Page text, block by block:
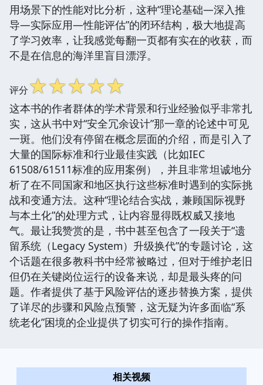
用场景下的性能对比分析，这种“理论基础—深入推
导—实际应用—性能评估”的闭环结构，极大地提高
了学习效率，让我感觉每翻一页都有实在的收获，而
不是在信息的海洋里盲目漂浮。
评分☆☆☆☆☆
这本书的作者群体的学术背景和行业经验似乎非常扎
实，这从书中对“安全冗余设计”那一章的论述中可见
一斑。他们没有停留在概念层面的介绍，而是引入了
大量的国际标准和行业最佳实践（比如IEC
61508/61511标准的应用案例），并且非常坦诚地分
析了在不同国家和地区执行这些标准时遇到的实际挑
战和变通方法。这种“理论结合实战，兼顾国际视野
与本土化”的处理方式，让内容显得既权威又接地
气。最让我赞赏的是，书中甚至包含了一段关于“遗
留系统（Legacy System）升级换代”的专题讨论，这
个话题在很多教科书中经常被略过，但对于维护老旧
但仍在关键岗位运行的设备来说，却是最头疼的问
题。作者提供了基于风险评估的逐步替换方案，提供
了详尽的步骤和风险点预警，这无疑为许多面临“系
统老化”困境的企业提供了切实可行的操作指南。
相关视频